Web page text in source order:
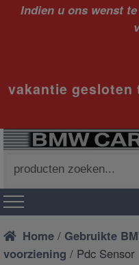
Indien u ons wenst
vakantie gesloten
naar:
Home / Gebruikte
voorziening / Pdc Sensor